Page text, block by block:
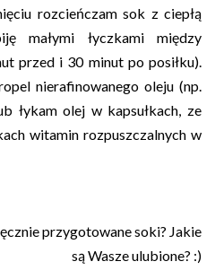
rozcieńczam sok z ciepłą
małymi łyczkami między
przed i 30 minut po posiłku).
nierafinowanego oleju (np.
łykam olej w kapsułkach, ze
witamin rozpuszczalnych w
przygotowane soki? Jakie
są Wasze ulubione? :)